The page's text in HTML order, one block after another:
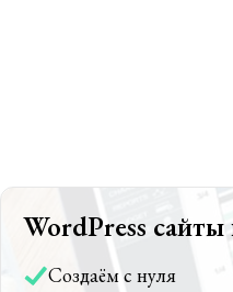
WordPress
Создаём с нуля